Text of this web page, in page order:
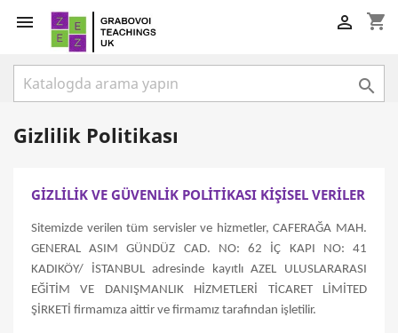
 shopping_cart


Gizlilik Politikası
GİZLİLİK VE GÜVENLİK POLİTİKASI KİŞİSEL VERİLER
Sitemizde verilen tüm servisler ve hizmetler, CAFERAĞA MAH.
GENERAL ASIM GÜNDÜZ CAD. NO: 62 İÇ KAPI NO: 41
KADIKÖY/ İSTANBUL adresinde kayıtlı AZEL ULUSLARARASI
EĞİTİM VE DANIŞMANLIK HİZMETLERİ TİCARET LİMİTED
ŞİRKETİ firmamıza aittir ve firmamız tarafından işletilir.